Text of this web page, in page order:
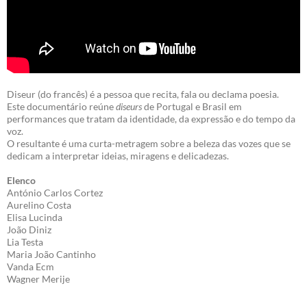
Diseur (do francês) é a pessoa que recita, fala ou declama poesia.
Este documentário reúnediseursde Portugal e Brasil em
performances que tratam da identidade, da expressão e do tempo da
voz.
O resultante é uma curta-metragem sobre a beleza das vozes que se
dedicam a interpretar ideias, miragens e delicadezas.
Elenco
António Carlos Cortez
Aurelino Costa
Elisa Lucinda
João Diniz
Lia Testa
Maria João Cantinho
Vanda Ecm
Wagner Merije